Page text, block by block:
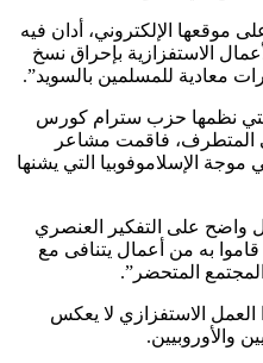
موقعها الإلكتروني، أدان فيه
الاستفزازية بإحراق نسخ
معادية للمسلمين بالسويد”.
نظمها حزب سترام كورس
المتطرف، فاقمت مشاعر
موجة الإسلاموفوبيا التي يشنها
واضح على التفكير العنصري
قاموا به من أعمال يتنافى مع
المتحضر”.
العمل الاستفزازي لا يعكس
والأوروبيين.